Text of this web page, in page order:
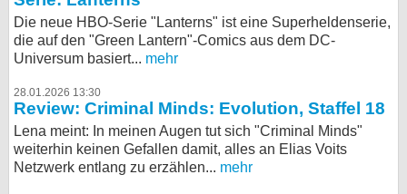
Die neue HBO-Serie "Lanterns" ist eine Superheldenserie,
die auf den "Green Lantern"-Comics aus dem DC-
Universum basiert... mehr
28.01.2026 13:30
Review: Criminal Minds: Evolution, Staffel 18
Lena meint: In meinen Augen tut sich "Criminal Minds"
weiterhin keinen Gefallen damit, alles an Elias Voits
Netzwerk entlang zu erzählen... mehr